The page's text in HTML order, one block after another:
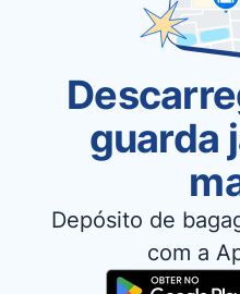
guarda
Depósito de
com a